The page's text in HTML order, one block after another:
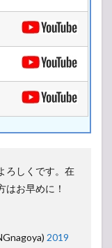
ろしくです。在
はお早めに！
2019